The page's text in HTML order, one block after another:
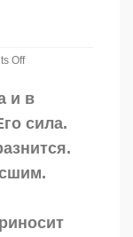
Off
и в
сила.